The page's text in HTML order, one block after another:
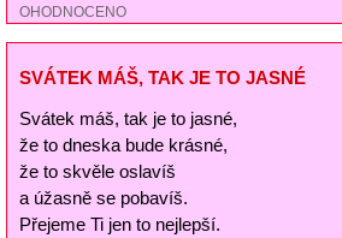
OHODNOCENO
SVÁTEK MÁŠ, TAK JE TO JASNÉ
Svátek máš, tak je to jasné,
že to dneska bude krásné,
že to skvěle oslavíš
a úžasně se pobavíš.
Přejeme Ti jen to nejlepší.